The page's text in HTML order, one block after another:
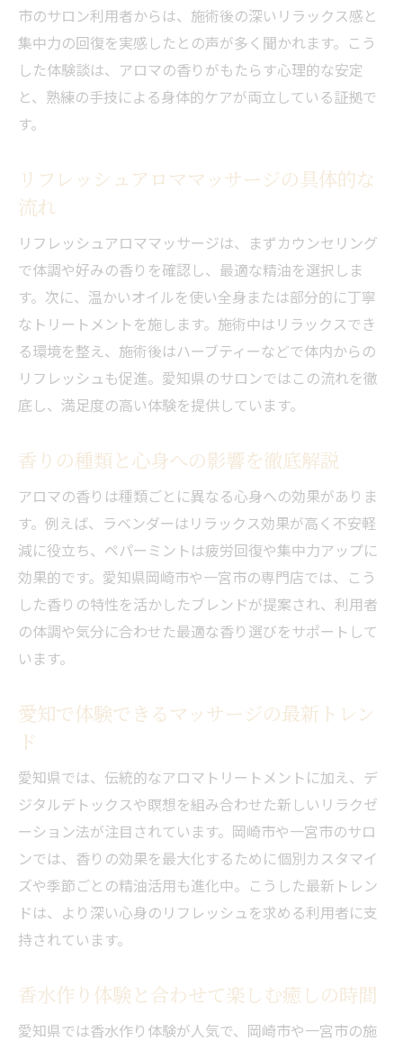
市のサロン利用者からは、施術後の深いリラックス感と
集中力の回復を実感したとの声が多く聞かれます。こう
した体験談は、アロマの香りがもたらす心理的な安定
と、熟練の手技による身体的ケアが両立している証拠で
す。
リフレッシュアロママッサージの具体的な
流れ
リフレッシュアロママッサージは、まずカウンセリング
で体調や好みの香りを確認し、最適な精油を選択しま
す。次に、温かいオイルを使い全身または部分的に丁寧
なトリートメントを施します。施術中はリラックスでき
る環境を整え、施術後はハーブティーなどで体内からの
リフレッシュも促進。愛知県のサロンではこの流れを徹
底し、満足度の高い体験を提供しています。
香りの種類と心身への影響を徹底解説
アロマの香りは種類ごとに異なる心身への効果がありま
す。例えば、ラベンダーはリラックス効果が高く不安軽
減に役立ち、ペパーミントは疲労回復や集中力アップに
効果的です。愛知県岡崎市や一宮市の専門店では、こう
した香りの特性を活かしたブレンドが提案され、利用者
の体調や気分に合わせた最適な香り選びをサポートして
います。
愛知で体験できるマッサージの最新トレン
ド
愛知県では、伝統的なアロマトリートメントに加え、デ
ジタルデトックスや瞑想を組み合わせた新しいリラクゼ
ーション法が注目されています。岡崎市や一宮市のサロ
ンでは、香りの効果を最大化するために個別カスタマイ
ズや季節ごとの精油活用も進化中。こうした最新トレン
ドは、より深い心身のリフレッシュを求める利用者に支
持されています。
香水作り体験と合わせて楽しむ癒しの時間
愛知県では香水作り体験が人気で、岡崎市や一宮市の施